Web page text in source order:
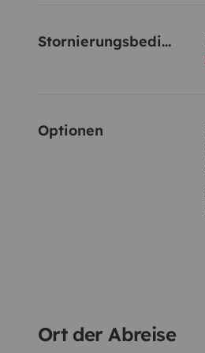
Stornierungsbedingungen
Optionen
Ort der Abreise